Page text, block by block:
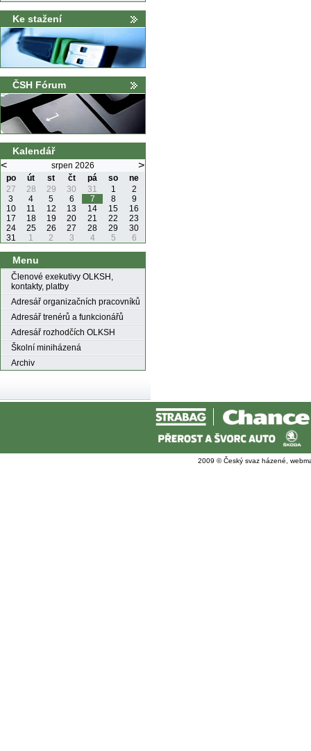
Ke stažení
ČSH Fórum
Kalendář
< srpen 2026 >
po út st čt pá so
ne
27
28 29 30 31 1
2
3
4 5 6 7 8
9
10
11 12 13 14 15
16
17
18 19 20 21 22
23
24
25 26 27 28 29
30
31
1 2 3 4 5 6
Menu
Členové exekutivy OLKSH,
kontakty, platby
Adresář organizačních pracovníků
Adresář trenérů a funkcionářů
Adresář rozhodčích OLKSH
Školní miniházená
Archiv
2009 © Český svaz házené,